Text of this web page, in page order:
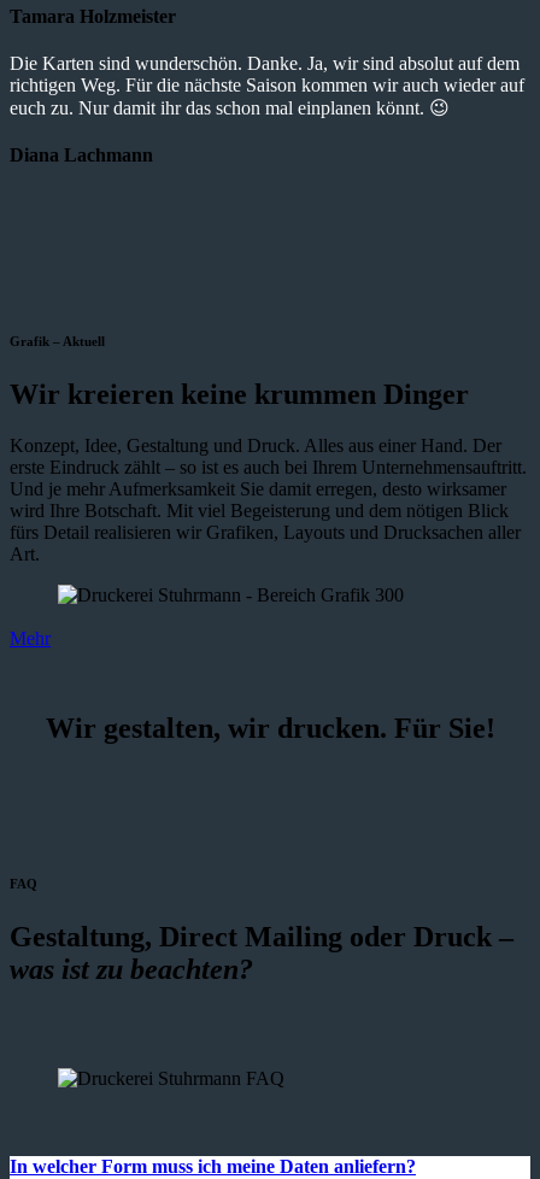
Tamara Holzmeister
Die Karten sind wunderschön. Danke. Ja, wir sind absolut auf dem
richtigen Weg. Für die nächste Saison kommen wir auch wieder auf
euch zu. Nur damit ihr das schon mal einplanen könnt. 😉
Diana Lachmann
Grafik – Aktuell
Wir kreieren keine krummen Dinger
Konzept, Idee, Gestaltung und Druck. Alles aus einer Hand. Der
erste Eindruck zählt – so ist es auch bei Ihrem Unternehmensauftritt.
Und je mehr Aufmerksamkeit Sie damit erregen, desto wirksamer
wird Ihre Botschaft. Mit viel Begeisterung und dem nötigen Blick
fürs Detail realisieren wir Grafiken, Layouts und Drucksachen aller
Art.
Mehr
Wir gestalten, wir drucken. Für Sie!
FAQ
Gestaltung, Direct Mailing oder Druck –
was ist zu beachten?
In welcher Form muss ich meine Daten anliefern?